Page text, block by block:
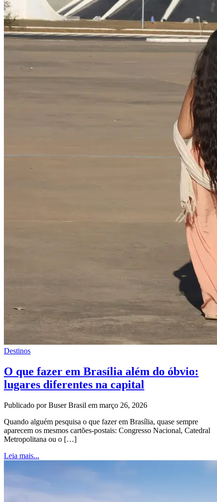
Destinos
O que fazer em Brasília além do óbvio:
lugares diferentes na capital
Publicado por Buser Brasil em março 26, 2026
Quando alguém pesquisa o que fazer em Brasília, quase sempre
aparecem os mesmos cartões-postais: Congresso Nacional, Catedral
Metropolitana ou o […]
Leia mais...